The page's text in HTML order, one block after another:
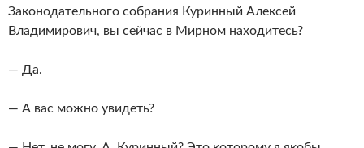
Законодательного собрания Куринный Алексей
Владимирович, вы сейчас в Мирном находитесь?
— Да.
— А вас можно увидеть?